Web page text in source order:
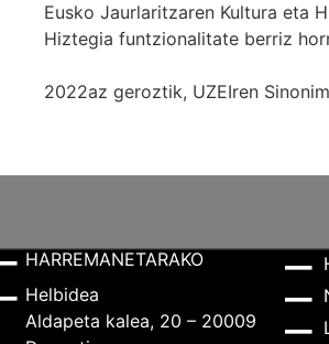
Eusko Jaurlaritzaren Kultura eta
Hiztegia funtzionalitate berriz
2022az geroztik, UZEIren
HARREMANETARAKO
Helbidea
Aldapeta kalea, 20 – 20009